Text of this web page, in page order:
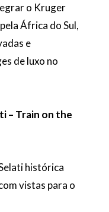
o Kruger
África do Sul,
e
de luxo no
– Train on the
histórica
vistas para o